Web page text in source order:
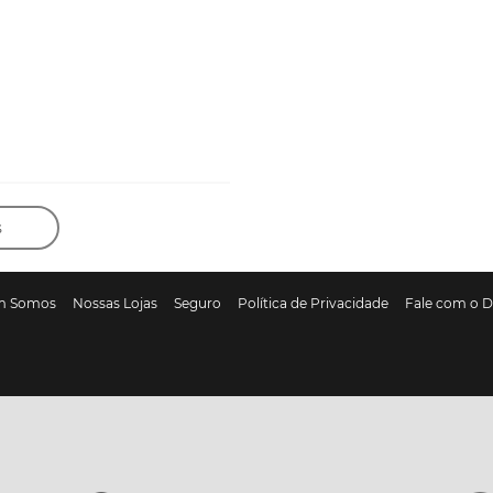
Somos Nossas Lojas Seguro Política de Privacidade Fale com o